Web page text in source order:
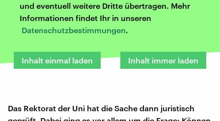
und eventuell weitere Dritte übertragen. Mehr
Informationen findet Ihr in unseren
Datenschutzbestimmungen.
Inhalt einmal laden Inhalt immer laden
Das Rektorat der Uni hat die Sache dann juristisch